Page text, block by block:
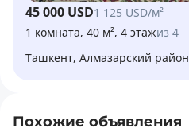
45 000 USD1 125 USD/м²
1 комната, 40 м², 4 этажиз 4
Ташкент, Алмазарский район
Похожие объявления